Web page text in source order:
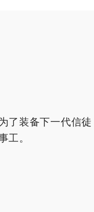
了装备下一代信
工。